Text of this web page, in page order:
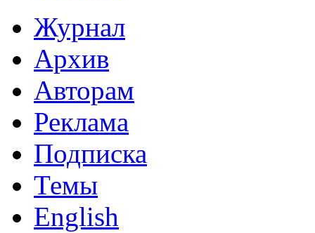
Журнал
Архив
Авторам
Реклама
Подписка
Темы
English